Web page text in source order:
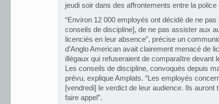
jeudi soir dans des affrontements entre la
“Environ 12 000 employés ont décidé de ne
conseils de discipline], de ne pas assister aux
licenciés en leur absence”, précise un
d’Anglo American avait clairement menacé de
illégaux qui refuseraient de comparaître devant
Les conseils de discipline, convoqués depuis
prévu, explique Amplats. “Les employés
[vendredi] le verdict de leur audience. Ils auront
faire appel”.